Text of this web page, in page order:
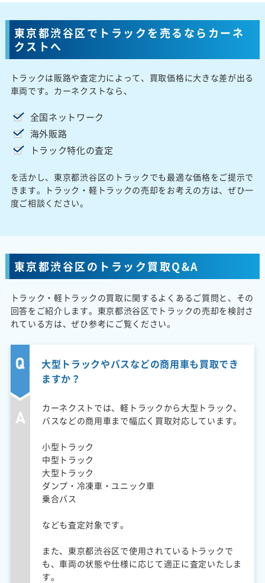
東京都渋谷区でトラックを売るならカーネ
クストへ
トラックは販路や査定力によって、買取価格に大きな差が出る
車両です。カーネクストなら、
全国ネットワーク
海外販路
トラック特化の査定
を活かし、東京都渋谷区のトラックでも最適な価格をご提示で
きます。トラック・軽トラックの売却をお考えの方は、ぜひ一
度ご相談ください。
東京都渋谷区のトラック買取Q&A
トラック・軽トラックの買取に関するよくあるご質問と、その
回答をご紹介します。東京都渋谷区でトラックの売却を検討さ
れている方は、ぜひ参考にご覧ください。
大型トラックやバスなどの商用車も買取でき
ますか？
カーネクストでは、軽トラックから大型トラック、
バスなどの商用車まで幅広く買取対応しています。
小型トラック
中型トラック
大型トラック
ダンプ・冷凍車・ユニック車
乗合バス
なども査定対象です。
また、東京都渋谷区で使用されているトラックで
も、車両の状態や仕様に応じて適正に査定いたしま
す。